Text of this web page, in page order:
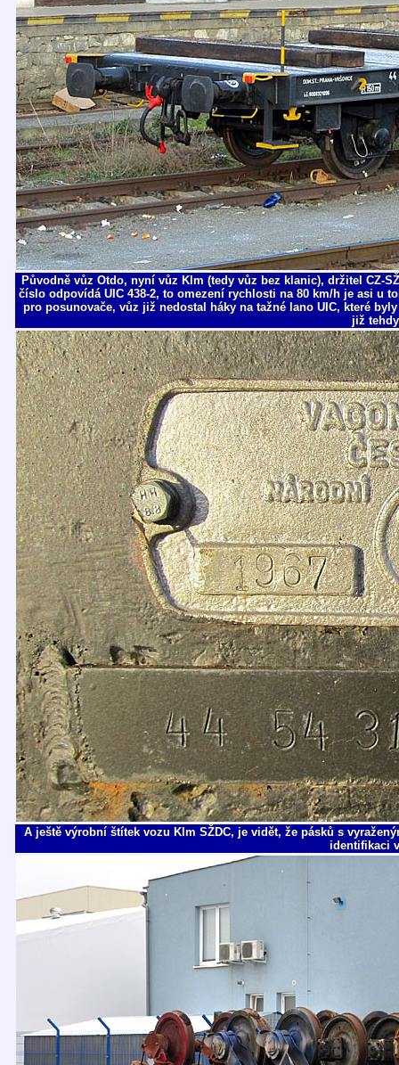
Původně vůz Otdo, nyní vůz Klm (tedy vůz bez klanic), držitel CZ-
číslo odpovídá UIC 438-2, to omezení rychlosti na 80 km/h je asi u
pro posunovače, vůz již nedostal háky na tažné lano UIC, které
již
A ještě výrobní štítek vozu Klm SŽDC, je vidět, že pásků s
identifikaci